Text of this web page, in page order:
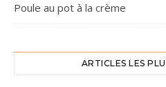
Poule au pot à la crème
ARTICLES LES